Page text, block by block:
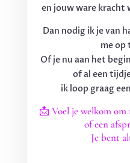
en jouw ware kracht
Dan nodig ik je van
me op
Of je nu aan het
of al een
ik loop graag
📩 Voel je welkom
of een
Je bent